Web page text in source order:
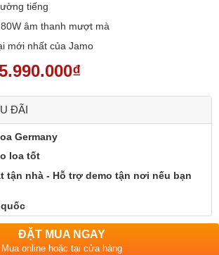
tiếng
âm thanh mượt mà
mới nhất của Jamo
ĐÃI
Germany
loa tốt
tận nhà - Hỗ trợ demo tận nơi nếu bạn
ĐẶT MUA NGAY
Mua online hoặc tại cửa hàng